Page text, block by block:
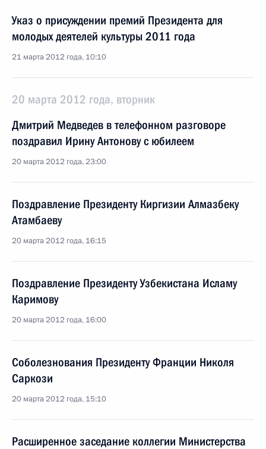
Указ о присуждении премий Президента для
молодых деятелей культуры 2011 года
21 марта 2012 года, 10:10
20 марта 2012 года, вторник
Дмитрий Медведев в телефонном разговоре
поздравил Ирину Антонову с юбилеем
20 марта 2012 года, 23:00
Поздравление Президенту Киргизии Алмазбеку
Атамбаеву
20 марта 2012 года, 16:15
Поздравление Президенту Узбекистана Исламу
Каримову
20 марта 2012 года, 16:00
Соболезнования Президенту Франции Николя
Саркози
20 марта 2012 года, 15:10
Расширенное заседание коллегии Министерства